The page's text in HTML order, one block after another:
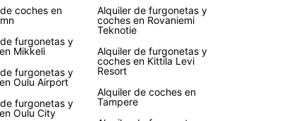
si estás planeando un viaje en familia, un
muebles o un viaje de negocios en
Europcar tiene la furgoneta perfecta para ti.
nuestro sitio web o visita una de nuestras
para encontrar la furgoneta ideal para
coches en
furgonetas y
Mikkeli
furgonetas y
Oulu Airport
furgonetas y
Oulu City
Alquiler de furgonetas y
coches en Rovaniemi
Teknotie
Alquiler de furgonetas y
coches en Kittila Levi
Resort
Alquiler de coches en
Tampere